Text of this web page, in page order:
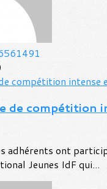
de compétition
adhérents ont
Jeunes IdF qui...